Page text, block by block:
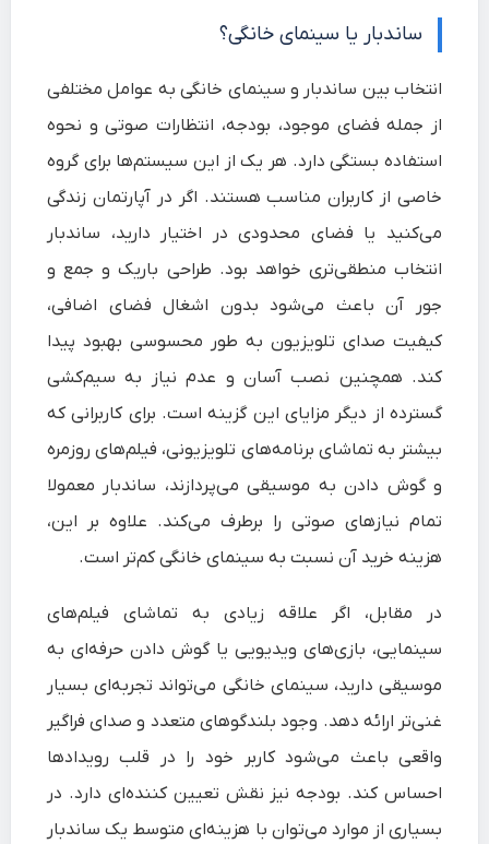
ساندبار یا سینمای خانگی؟
انتخاب بین ساندبار و سینمای خانگی به عوامل مختلفی
از جمله فضای موجود، بودجه، انتظارات صوتی و نحوه
استفاده بستگی دارد. هر یک از این سیستم‌ها برای گروه
خاصی از کاربران مناسب هستند. اگر در آپارتمان زندگی
می‌کنید یا فضای محدودی در اختیار دارید، ساندبار
انتخاب منطقی‌تری خواهد بود. طراحی باریک و جمع‌ و
جور آن باعث می‌شود بدون اشغال فضای اضافی،
کیفیت صدای تلویزیون به طور محسوسی بهبود پیدا
کند. همچنین نصب آسان و عدم نیاز به سیم‌کشی
گسترده از دیگر مزایای این گزینه است. برای کاربرانی که
بیشتر به تماشای برنامه‌های تلویزیونی، فیلم‌های روزمره
و گوش دادن به موسیقی می‌پردازند، ساندبار معمولا
تمام نیازهای صوتی را برطرف می‌کند. علاوه بر این،
هزینه خرید آن نسبت به سینمای خانگی کم‌تر است.
در مقابل، اگر علاقه زیادی به تماشای فیلم‌های
سینمایی، بازی‌های ویدیویی یا گوش دادن حرفه‌ای به
موسیقی دارید، سینمای خانگی می‌تواند تجربه‌ای بسیار
غنی‌تر ارائه دهد. وجود بلندگوهای متعدد و صدای فراگیر
واقعی باعث می‌شود کاربر خود را در قلب رویدادها
احساس کند. بودجه نیز نقش تعیین‌ کننده‌ای دارد. در
بسیاری از موارد می‌توان با هزینه‌ای متوسط یک ساندبار